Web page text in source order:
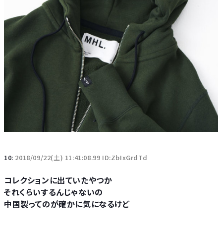
10: 2018/09/22(土) 11:41:08.99 ID:ZbIxGrdTd
コレクションに出ていたやつか
それくらいするんじゃないの
中国製ってのが確かに気になるけど